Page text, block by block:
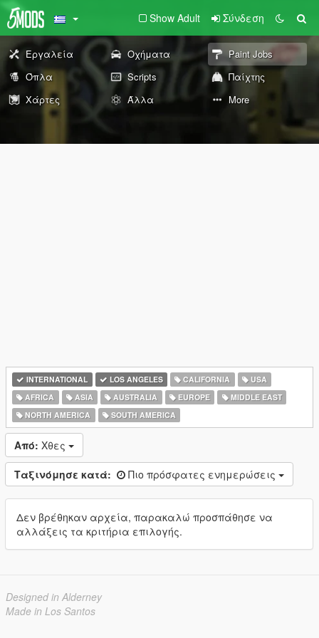
Show Adult Σύνδεση
Εργαλεία Οχήματα
Paint Jobs
Όπλα
Scripts
Παίχτης
Χάρτες
Άλλα More
INTERNATIONAL LOS ANGELES CALIFORNIA
USA
AFRICA
ASIA AUSTRALIA EUROPE
MIDDLE EAST
NORTH AMERICA
SOUTH AMERICA
Από: Χθες
Ταξινόμησε κατά: Πιο πρόσφατες ενημερώσεις
Δεν βρέθηκαν αρχεία, παρακαλώ προσπάθησε να
αλλάξεις τα κριτήρια επιλογής.
Designed in Alderney
Made in Los Santos